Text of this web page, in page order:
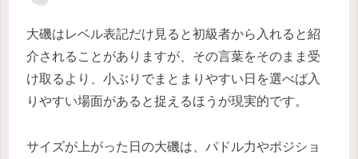
大磯はレベル表記だけ見ると初級者から入れると紹
介されることがありますが、その言葉をそのまま受
け取るより、小ぶりでまとまりやすい日を選べば入
りやすい場面があると捉えるほうが現実的です。
サイズが上がった日の大磯は、パドル力やポジショ